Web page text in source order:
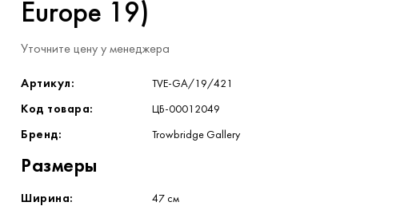
Europe 19)
Уточните цену у менеджера
Артикул: TVE-GA/19/421
Код товара: ЦБ-00012049
Бренд: Trowbridge Gallery
Размеры
Ширина: 47 см